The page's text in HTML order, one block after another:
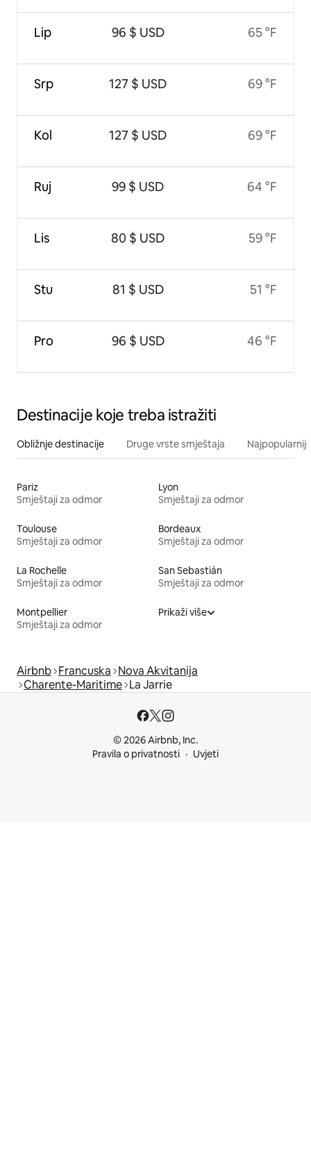
Lip
Srp
Kol
Ruj
Lis
Stu
Pro
96 $ USD
127 $ USD
127 $ USD
99 $ USD
80 $ USD
81 $ USD
96 $ USD
65 °F
69 °F
69 °F
64 °F
59 °F
51 °F
46 °F
Destinacije koje treba istražiti
Obližnje destinacije Druge vrste smještaja
Pariz
Smještaji za odmor
Lyon
Smještaji za odmor
Toulouse
Smještaji za odmor
Bordeaux
Smještaji za odmor
La Rochelle
Smještaji za odmor
San Sebastián
Smještaji za odmor
Montpellier
Smještaji za odmor
Prikaži više
Airbnb Francuska Nova Akvitanija
Charente-Maritime La Jarrie
© 2026 Airbnb, Inc.
Pravila o privatnosti
Uvjeti